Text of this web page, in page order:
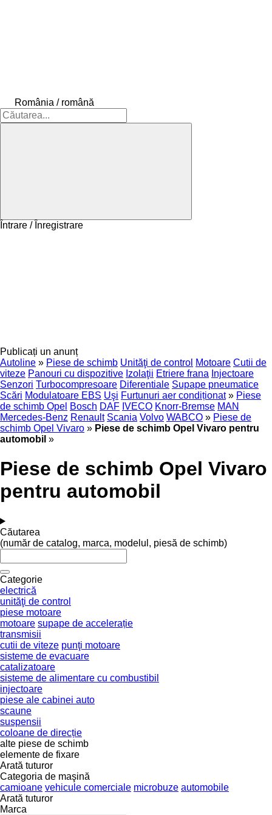
România / română
Întrare / Înregistrare
Publicați un anunț
Autoline » Piese de schimb Unităţi de control Motoare Cutii de
viteze Panouri cu dispozitive Izolaţii Etriere frana Injectoare
Senzori Turbocompresoare Diferentiale Supape pneumatice
Scări Modulatoare EBS Uşi Furtunuri aer condiționat » Piese
de schimb Opel Bosch DAF IVECO Knorr-Bremse MAN
Mercedes-Benz Renault Scania Volvo WABCO » Piese de
schimb Opel Vivaro » Piese de schimb Opel Vivaro pentru
automobil »
Piese de schimb Opel Vivaro
pentru automobil
Căutarea
(număr de catalog, marca, modelul, piesă de schimb)
Categorie
electrică
unităţi de control
piese motoare
motoare supape de accelerație
transmisii
cutii de viteze punţi motoare
sisteme de evacuare
catalizatoare
sisteme de alimentare cu combustibil
injectoare
piese ale cabinei auto
scaune
suspensii
coloane de direcție
alte piese de schimb
elemente de fixare
Arată tuturor
Categoria de maşină
camioane vehicule comerciale microbuze automobile
Arată tuturor
Marca